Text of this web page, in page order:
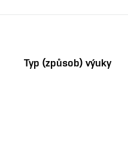
Typ (způsob) výuky